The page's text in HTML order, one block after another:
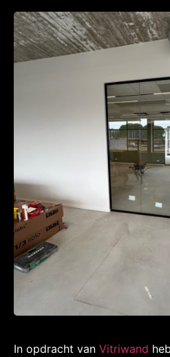
In opdracht van Vitriwand